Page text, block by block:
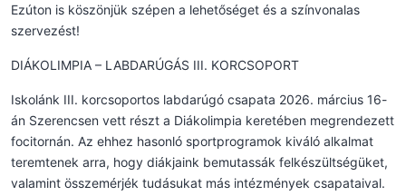
Ezúton is köszönjük szépen a lehetőséget és a színvonalas
szervezést!
DIÁKOLIMPIA – LABDARÚGÁS III. KORCSOPORT
Iskolánk III. korcsoportos labdarúgó csapata 2026. március 16-
án Szerencsen vett részt a Diákolimpia keretében megrendezett
focitornán. Az ehhez hasonló sportprogramok kiváló alkalmat
teremtenek arra, hogy diákjaink bemutassák felkészültségüket,
valamint összemérjék tudásukat más intézmények csapataival.